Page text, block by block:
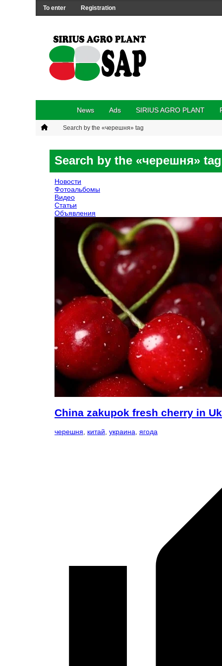
To enter Registration
News Ads SIRIUS AGRO PLANT
Search by the «черешня» tag
Search by the «черешня» tag
Новости
Фотоальбомы
Видео
Статьи
Объявления
China zakupok fresh cherry in
черешня китай украина ягода